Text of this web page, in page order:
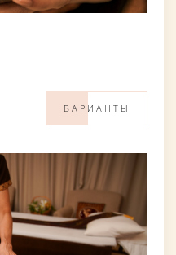
ВАРИАНТЫ